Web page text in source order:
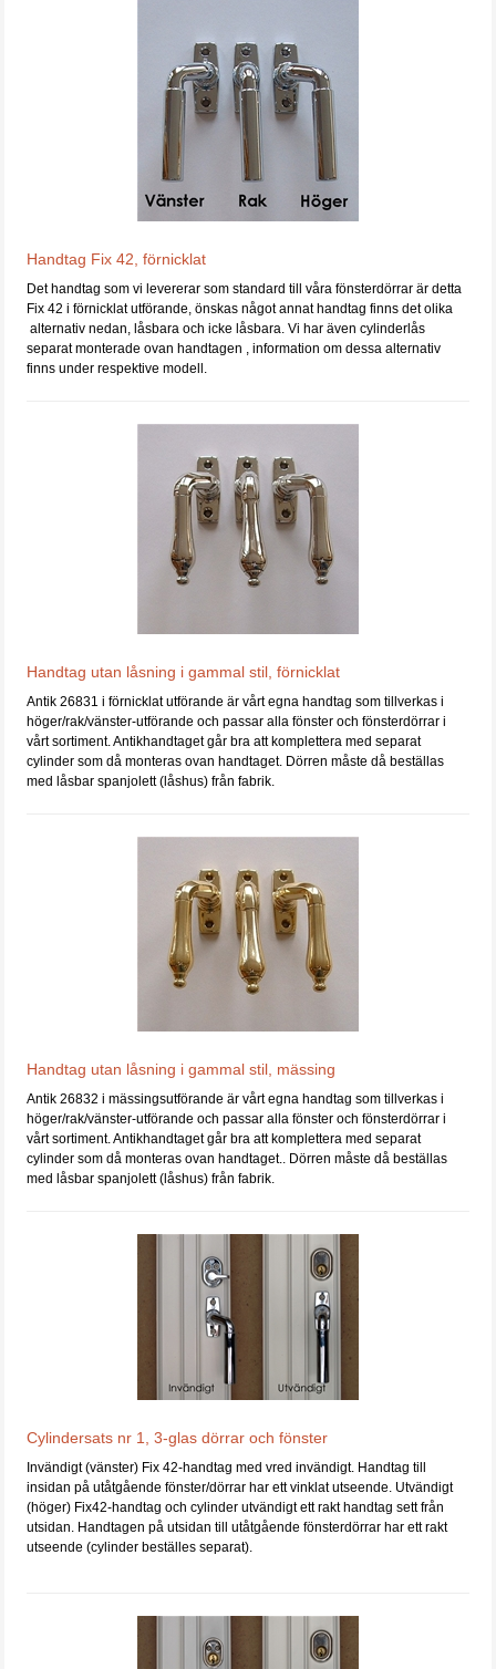
Handtag Fix 42, förnicklat
Det handtag som vi levererar som standard till våra fönsterdörrar är detta
Fix 42 i förnicklat utförande, önskas något annat handtag finns det olika
alternativ nedan, låsbara och icke låsbara. Vi har även cylinderlås
separat monterade ovan handtagen , information om dessa alternativ
finns under respektive modell.
Handtag utan låsning i gammal stil, förnicklat
Antik 26831 i förnicklat utförande är vårt egna handtag som tillverkas i
höger/rak/vänster-utförande och passar alla fönster och fönsterdörrar i
vårt sortiment. Antikhandtaget går bra att komplettera med separat
cylinder som då monteras ovan handtaget. Dörren måste då beställas
med låsbar spanjolett (låshus) från fabrik.
Handtag utan låsning i gammal stil, mässing
Antik 26832 i mässingsutförande är vårt egna handtag som tillverkas i
höger/rak/vänster-utförande och passar alla fönster och fönsterdörrar i
vårt sortiment. Antikhandtaget går bra att komplettera med separat
cylinder som då monteras ovan handtaget.. Dörren måste då beställas
med låsbar spanjolett (låshus) från fabrik.
Cylindersats nr 1, 3-glas dörrar och fönster
Invändigt (vänster) Fix 42-handtag med vred invändigt. Handtag till
insidan på utåtgående fönster/dörrar har ett vinklat utseende. Utvändigt
(höger) Fix42-handtag och cylinder utvändigt ett rakt handtag sett från
utsidan. Handtagen på utsidan till utåtgående fönsterdörrar har ett rakt
utseende (cylinder beställes separat).